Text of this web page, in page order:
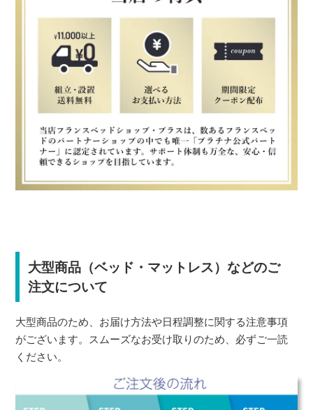
大型商品（ベッド・マットレス）などのご
注文について
大型商品のため、お届け方法や日程調整に関する注意事項
がございます。スムーズなお受け取りのため、必ずご一読
ください。